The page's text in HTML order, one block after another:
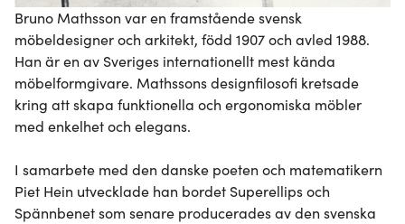
Bruno Mathsson var en framstående svensk
möbeldesigner och arkitekt, född 1907 och avled 1988.
Han är en av Sveriges internationellt mest kända
möbelformgivare. Mathssons designfilosofi kretsade
kring att skapa funktionella och ergonomiska möbler
med enkelhet och elegans.
I samarbete med den danske poeten och matematikern
Piet Hein utvecklade han bordet Superellips och
Spännbenet som senare producerades av den svenska